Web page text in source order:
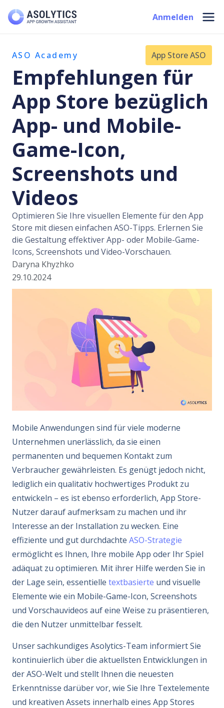
Inhalt
Anmelden
ASO Academy App Store ASO
Empfehlungen für
App Store bezüglich
App- und Mobile-
Game-Icon,
Screenshots und
Videos
Optimieren Sie Ihre visuellen Elemente für den App
Store mit diesen einfachen ASO-Tipps. Erlernen Sie
die Gestaltung effektiver App- oder Mobile-Game-
Icons, Screenshots und Video-Vorschauen.
Daryna Khyzhko
29.10.2024
Mobile Anwendungen sind für viele moderne
Unternehmen unerlässlich, da sie einen
permanenten und bequemen Kontakt zum
Verbraucher gewährleisten. Es genügt jedoch nicht,
lediglich ein qualitativ hochwertiges Produkt zu
entwickeln – es ist ebenso erforderlich, App Store-
Nutzer darauf aufmerksam zu machen und ihr
Interesse an der Installation zu wecken. Eine
effiziente und gut durchdachte ASO-Strategie
ermöglicht es Ihnen, Ihre mobile App oder Ihr Spiel
adäquat zu optimieren. Mit ihrer Hilfe werden Sie in
der Lage sein, essentielle textbasierte und visuelle
Elemente wie ein Mobile-Game-Icon, Screenshots
und Vorschauvideos auf eine Weise zu präsentieren,
die den Nutzer unmittelbar fesselt.
Unser sachkundiges Asolytics-Team informiert Sie
kontinuierlich über die aktuellsten Entwicklungen in
der ASO-Welt und stellt Ihnen die neuesten
Erkenntnisse darüber vor, wie Sie Ihre Textelemente
und kreativen Assets innerhalb eines App Stores